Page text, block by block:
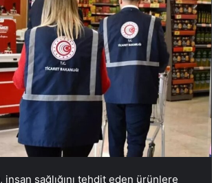
, insan sağlığını tehdit eden ürünlere